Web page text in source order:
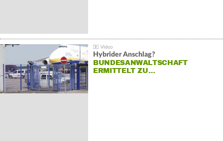
Hybrider Anschlag?
BUNDESANWALTSCHAFT
ERMITTELT ZU…